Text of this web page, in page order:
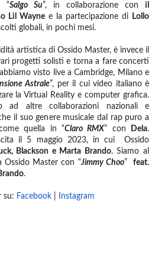
“Salgo Su”, in collaborazione con il
Lil Wayne e la partecipazione di
Lollo
globali, in pochi mesi.
artistica di Ossido Master, è invece il
progetti solisti e torna a fare concerti
visto live a Cambridge, Milano e
Astrale”, per il cui video italiano è
la Virtual Reality e computer grafica.
ad altre collaborazioni nazionali e
il suo genere musicale dal rap puro a
quella in “Claro RMX” con Dela.
il 5 maggio 2023, in cui Ossido
Blackson e Marta Brando. Siamo al
Master con “Jimmy Choo”feat.
.
su: Facebook Instagram